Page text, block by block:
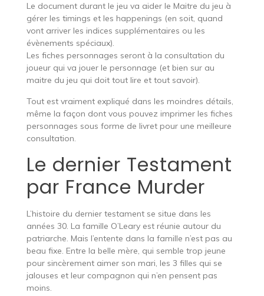
Le document durant le jeu va aider le Maitre du jeu à
gérer les timings et les happenings (en soit, quand
vont arriver les indices supplémentaires ou les
évènements spéciaux).
Les fiches personnages seront à la consultation du
joueur qui va jouer le personnage (et bien sur au
maitre du jeu qui doit tout lire et tout savoir).
Tout est vraiment expliqué dans les moindres détails,
même la façon dont vous pouvez imprimer les fiches
personnages sous forme de livret pour une meilleure
consultation.
Le dernier Testament
par France Murder
L’histoire du dernier testament se situe dans les
années 30. La famille O’Leary est réunie autour du
patriarche. Mais l’entente dans la famille n’est pas au
beau fixe. Entre la belle mère, qui semble trop jeune
pour sincèrement aimer son mari, les 3 filles qui se
jalouses et leur compagnon qui n’en pensent pas
moins.